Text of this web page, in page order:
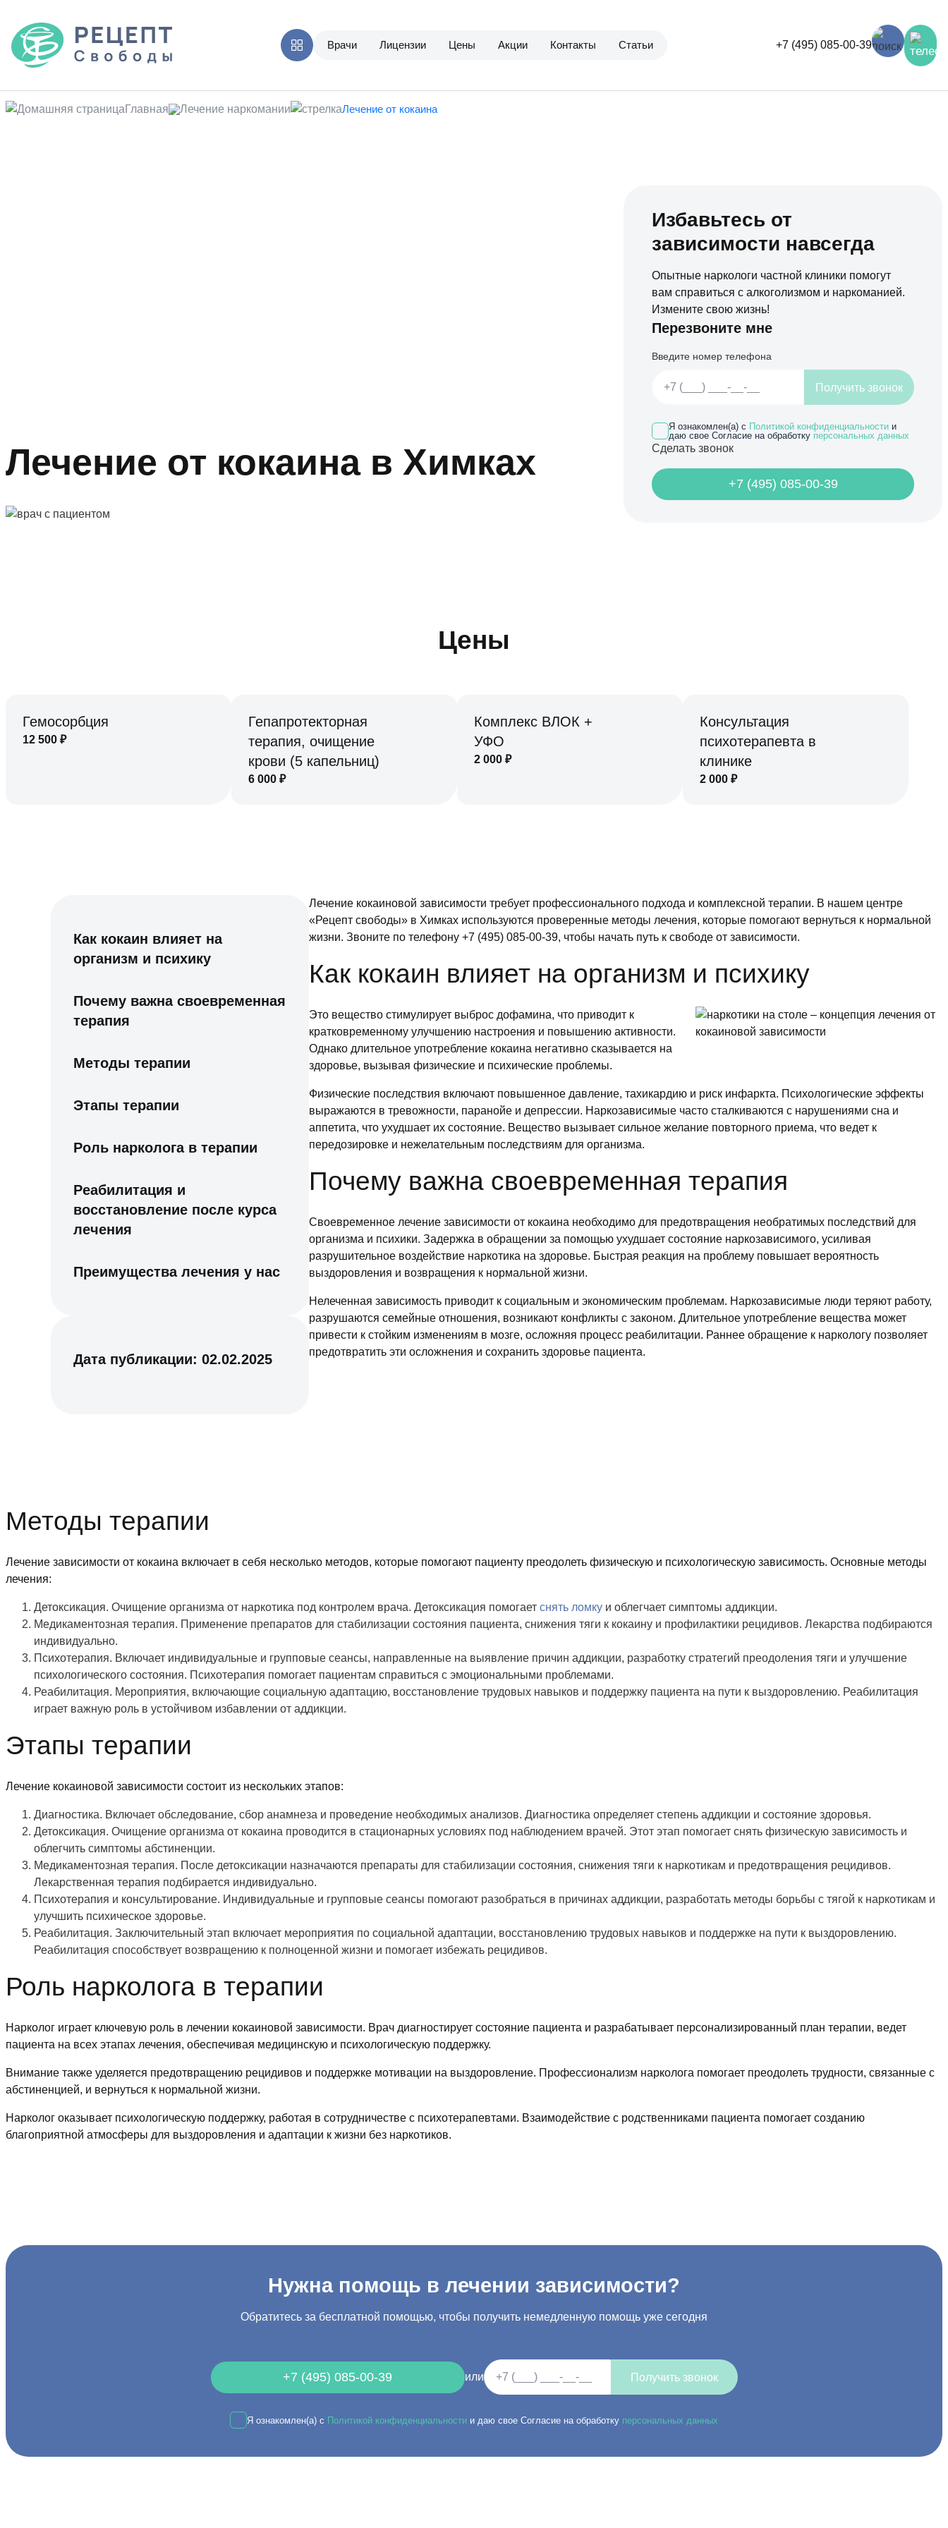
Врачи Лицензии Цены Акции Контакты Статьи +7 (495) 085-00-39
Главная Лечение наркомании Лечение от кокаина
Лечение от кокаина в Химках
Избавьтесь от
зависимости навсегда
Опытные наркологи частной клиники помогут
вам справиться с алкоголизмом и наркоманией.
Измените свою жизнь!
Перезвоните мне
Введите номер телефона
Получить звонок
Я ознакомлен(а) с Политикой конфиденциальности и
даю свое Согласие на обработку персональных данных
Сделать звонок
+7 (495) 085-00-39
Цены
Гемосорбция
12 500 ₽
Гепапротекторная
терапия, очищение
крови (5 капельниц)
6 000 ₽
Комплекс ВЛОК +
УФО
2 000 ₽
Консультация
психотерапевта в
клинике
2 000 ₽
Как кокаин влияет на
организм и психику
Почему важна своевременная
терапия
Методы терапии
Этапы терапии
Роль нарколога в терапии
Реабилитация и
восстановление после курса
лечения
Преимущества лечения у нас
Дата публикации:02.02.2025
Лечение кокаиновой зависимости требует профессионального подхода и комплексной терапии. В нашем центре
«Рецепт свободы» в Химках используются проверенные методы лечения, которые помогают вернуться к нормальной
жизни. Звоните по телефону +7 (495) 085-00-39, чтобы начать путь к свободе от зависимости.
Как кокаин влияет на организм и психику
Это вещество стимулирует выброс дофамина, что приводит к
кратковременному улучшению настроения и повышению активности.
Однако длительное употребление кокаина негативно сказывается на
здоровье, вызывая физические и психические проблемы.
Физические последствия включают повышенное давление, тахикардию и риск инфаркта. Психологические эффекты
выражаются в тревожности, паранойе и депрессии. Наркозависимые часто сталкиваются с нарушениями сна и
аппетита, что ухудшает их состояние. Вещество вызывает сильное желание повторного приема, что ведет к
передозировке и нежелательным последствиям для организма.
Почему важна своевременная терапия
Своевременное лечение зависимости от кокаина необходимо для предотвращения необратимых последствий для
организма и психики. Задержка в обращении за помощью ухудшает состояние наркозависимого, усиливая
разрушительное воздействие наркотика на здоровье. Быстрая реакция на проблему повышает вероятность
выздоровления и возвращения к нормальной жизни.
Нелеченная зависимость приводит к социальным и экономическим проблемам. Наркозависимые люди теряют работу,
разрушаются семейные отношения, возникают конфликты с законом. Длительное употребление вещества может
привести к стойким изменениям в мозге, осложняя процесс реабилитации. Раннее обращение к наркологу позволяет
предотвратить эти осложнения и сохранить здоровье пациента.
Методы терапии
Лечение зависимости от кокаина включает в себя несколько методов, которые помогают пациенту преодолеть физическую и психологическую зависимость. Основные методы
лечения:
Детоксикация. Очищение организма от наркотика под контролем врача. Детоксикация помогает снять ломку и облегчает симптомы аддикции.
Медикаментозная терапия. Применение препаратов для стабилизации состояния пациента, снижения тяги к кокаину и профилактики рецидивов. Лекарства подбираются
индивидуально.
Психотерапия. Включает индивидуальные и групповые сеансы, направленные на выявление причин аддикции, разработку стратегий преодоления тяги и улучшение
психологического состояния. Психотерапия помогает пациентам справиться с эмоциональными проблемами.
Реабилитация. Мероприятия, включающие социальную адаптацию, восстановление трудовых навыков и поддержку пациента на пути к выздоровлению. Реабилитация
играет важную роль в устойчивом избавлении от аддикции.
Этапы терапии
Лечение кокаиновой зависимости состоит из нескольких этапов:
Диагностика. Включает обследование, сбор анамнеза и проведение необходимых анализов. Диагностика определяет степень аддикции и состояние здоровья.
Детоксикация. Очищение организма от кокаина проводится в стационарных условиях под наблюдением врачей. Этот этап помогает снять физическую зависимость и
облегчить симптомы абстиненции.
Медикаментозная терапия. После детоксикации назначаются препараты для стабилизации состояния, снижения тяги к наркотикам и предотвращения рецидивов.
Лекарственная терапия подбирается индивидуально.
Психотерапия и консультирование. Индивидуальные и групповые сеансы помогают разобраться в причинах аддикции, разработать методы борьбы с тягой к наркотикам и
улучшить психическое здоровье.
Реабилитация. Заключительный этап включает мероприятия по социальной адаптации, восстановлению трудовых навыков и поддержке на пути к выздоровлению.
Реабилитация способствует возвращению к полноценной жизни и помогает избежать рецидивов.
Роль нарколога в терапии
Нарколог играет ключевую роль в лечении кокаиновой зависимости. Врач диагностирует состояние пациента и разрабатывает персонализированный план терапии, ведет
пациента на всех этапах лечения, обеспечивая медицинскую и психологическую поддержку.
Внимание также уделяется предотвращению рецидивов и поддержке мотивации на выздоровление. Профессионализм нарколога помогает преодолеть трудности, связанные с
абстиненцией, и вернуться к нормальной жизни.
Нарколог оказывает психологическую поддержку, работая в сотрудничестве с психотерапевтами. Взаимодействие с родственниками пациента помогает созданию
благоприятной атмосферы для выздоровления и адаптации к жизни без наркотиков.
Нужна помощь в лечении зависимости?
Обратитесь за бесплатной помощью, чтобы получить немедленную помощь уже сегодня
+7 (495) 085-00-39 или Получить звонок
Я ознакомлен(а) с Политикой конфиденциальности и даю свое Согласие на обработку персональных данных